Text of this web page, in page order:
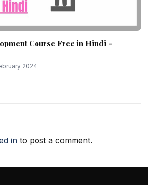
Course Free in Hindi –
2024
in to post a comment.